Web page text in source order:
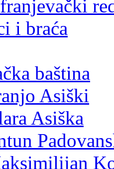
i braća
baština
Asiški
Asiška